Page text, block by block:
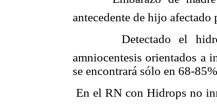
antecedente de hijo afectado
 Detectado el
amniocentesis orientados a
se encontrará sólo en 68-
 En el RN con Hidrops no